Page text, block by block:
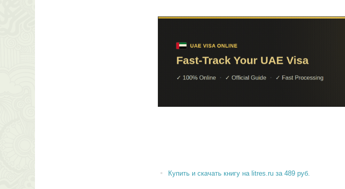
Купить и скачать книгу на litres.ru за 489 руб.